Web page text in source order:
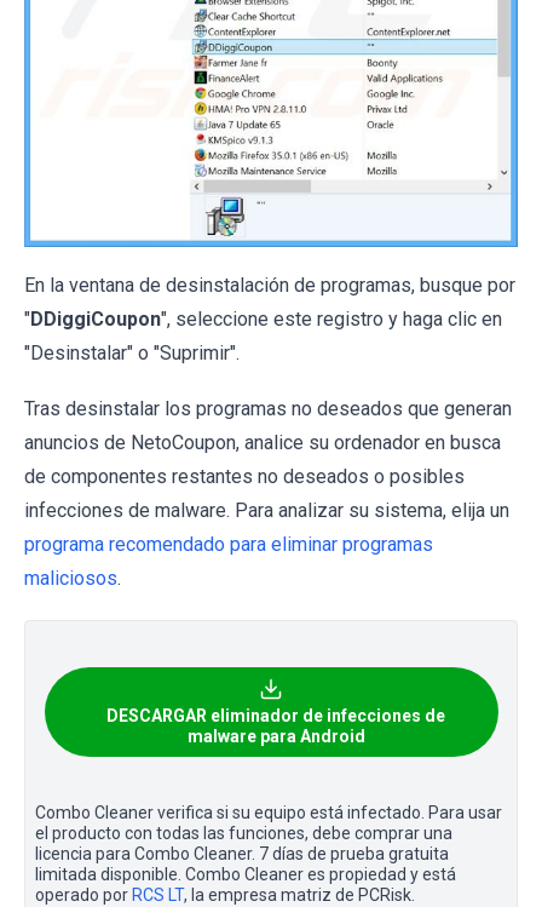
En la ventana de desinstalación de programas, busque por
"DDiggiCoupon", seleccione este registro y haga clic en
"Desinstalar" o "Suprimir".
Tras desinstalar los programas no deseados que generan
anuncios de NetoCoupon, analice su ordenador en busca
de componentes restantes no deseados o posibles
infecciones de malware. Para analizar su sistema, elija un
programa recomendado para eliminar programas
maliciosos.
DESCARGAR eliminador de infecciones de
malware para Android
Combo Cleaner verifica si su equipo está infectado. Para usar
el producto con todas las funciones, debe comprar una
licencia para Combo Cleaner. 7 días de prueba gratuita
limitada disponible. Combo Cleaner es propiedad y está
operado por RCS LT, la empresa matriz de PCRisk.